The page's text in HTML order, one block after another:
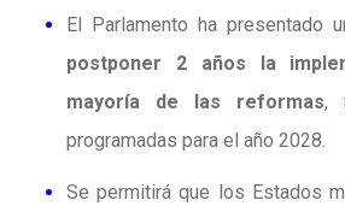
El Parlamento ha presentado
postponer 2 años la
mayoría de las reformas,
programadas para el año 2028.
Se permitirá que los Estados